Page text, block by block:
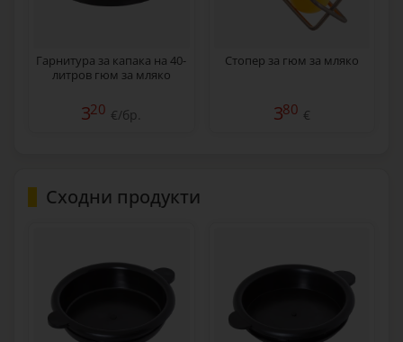
Гарнитура за капака на 40-
литров гюм за мляко
320 €/бр.
Стопер за гюм за мляко
380 €
Сходни продукти